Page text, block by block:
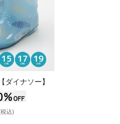
ダイナソー】
込)